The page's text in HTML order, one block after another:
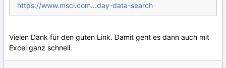
https://www.msci.com...day-data-search
Vielen Dank für den guten Link. Damit geht es dann auch mit
Excel ganz schnell.